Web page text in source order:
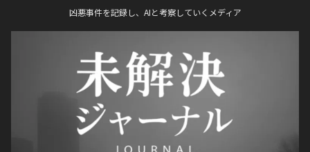
凶悪事件を記録し、AIと考察していくメディア